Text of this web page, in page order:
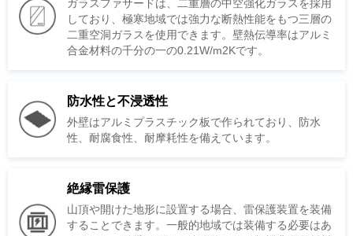
合金材料の千分の一の0.21W/m2Kです。
防水性と不浸透性
性、耐腐食性、耐摩耗性を備えています。
絶縁雷保護